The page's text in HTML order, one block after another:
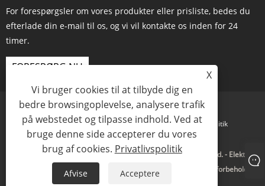
For forespørgsler om vores produkter eller prisliste, bedes du
efterlade din e-mail til os, og vi vil kontakte os inden for 24
timer.
FORESPØRG NU
Links Sitemap RSS XML Privatlivspolitik
Copyright © 2023 Zhejiang Huinuo Intelligent Technology Co., Ltd. - Elektrisk
skærm, stativskærm, skærm med fast ramme - Alle rettigheder forbeholdes.
X
Vi bruger cookies til at tilbyde dig en
bedre browsingoplevelse, analysere trafik
på webstedet og tilpasse indhold. Ved at
bruge denne side accepterer du vores
brug af cookies. Privatlivspolitik
Afvise Acceptere